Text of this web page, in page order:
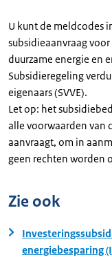
U kunt de meldcodes
subsidieaanvraag
duurzame energie en
Subsidieregeling
eigenaars (SVVE).
Let op: het
alle voorwaarden van
aanvraagt, om in
geen rechten worden
Zie ook
energiebesparing